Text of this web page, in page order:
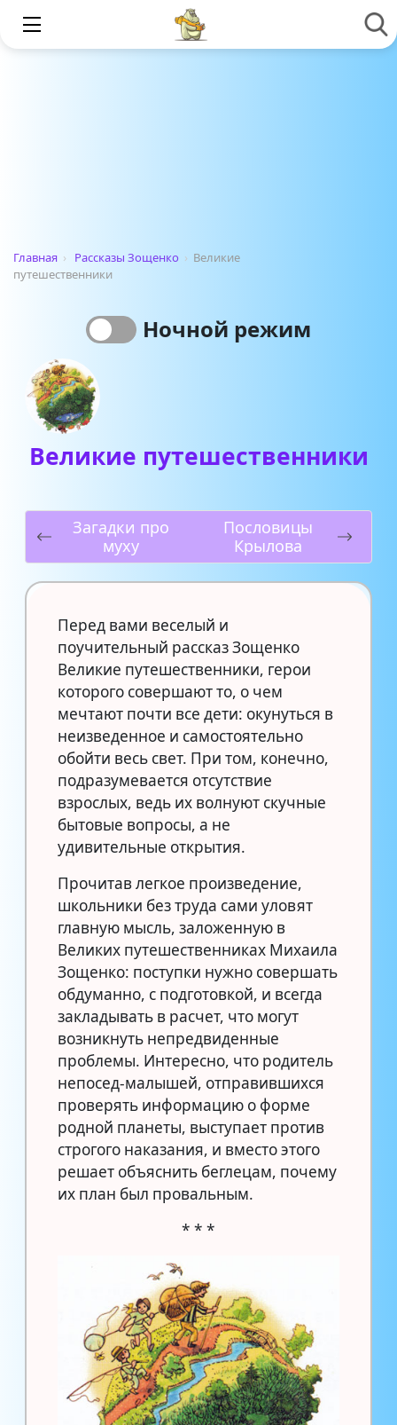
Главная › Рассказы Зощенко › Великие
путешественники
Ночной режим
Великие путешественники
Загадки про
муху
Пословицы
Крылова
Перед вами веселый и
поучительный рассказ Зощенко
Великие путешественники, герои
которого совершают то, о чем
мечтают почти все дети: окунуться в
неизведенное и самостоятельно
обойти весь свет. При том, конечно,
подразумевается отсутствие
взрослых, ведь их волнуют скучные
бытовые вопросы, а не
удивительные открытия.
Прочитав легкое произведение,
школьники без труда сами уловят
главную мысль, заложенную в
Великих путешественниках Михаила
Зощенко: поступки нужно совершать
обдуманно, с подготовкой, и всегда
закладывать в расчет, что могут
возникнуть непредвиденные
проблемы. Интересно, что родитель
непосед-малышей, отправившихся
проверять информацию о форме
родной планеты, выступает против
строгого наказания, и вместо этого
решает объяснить беглецам, почему
их план был провальным.
* * *